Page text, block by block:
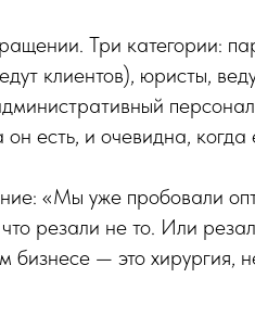
Три категории:
клиентов), юристы,
есть, и очевидна, когда
«Мы уже пробовали
резали не то. Или
— это хирургия,